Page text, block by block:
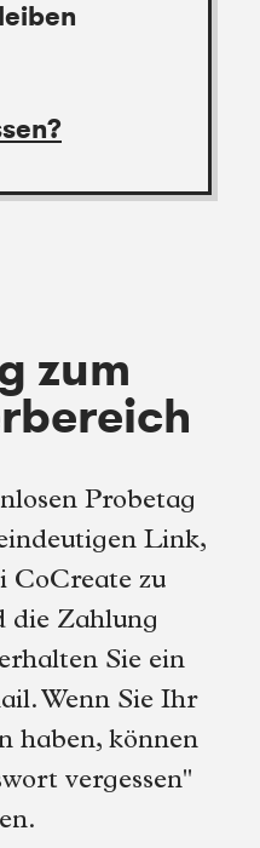
zum
Probetag
Link,
CoCreate zu
die Zahlung
Sie ein
Wenn Sie Ihr
haben, können
vergessen"